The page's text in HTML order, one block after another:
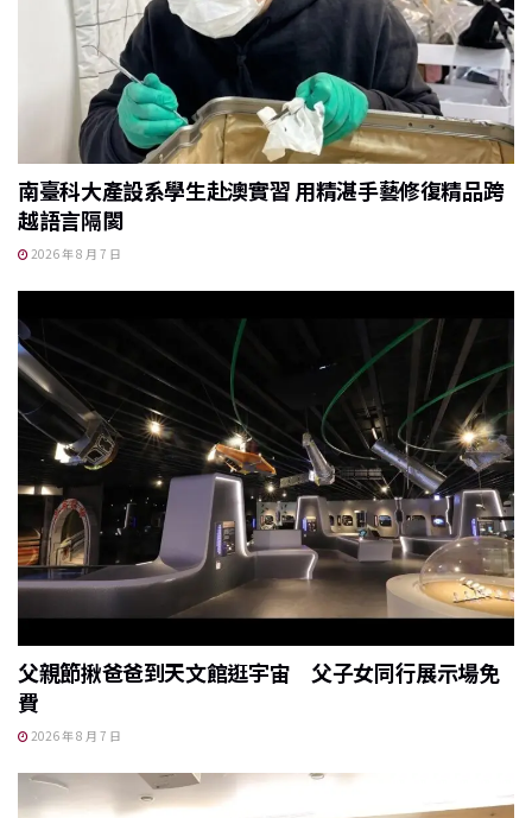
南臺科大產設系學生赴澳實習 用精湛手藝修復精品跨
越語言隔閡
2026 年 8 月 7 日
父親節揪爸爸到天文館逛宇宙 父子女同行展示場免
費
2026 年 8 月 7 日